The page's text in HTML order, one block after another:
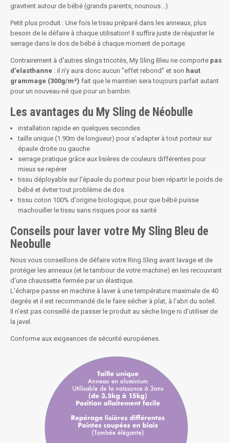
gravitent autour de bébé (grands parents, nounous...).
Petit plus produit : Une fois le tissu préparé dans les anneaux, plus
besoin de le défaire à chaque utilisation! Il suffira juste de réajuster le
serrage dans le dos de bébé à chaque moment de portage.
Contrairement à d'autres slings tricotés, My Sling Bleu ne comporte pas
d'elasthanne : il n'y aura donc aucun "effet rebond" et son haut
grammage (300g/m²) fait que le maintien sera toujours parfait autant
pour un nouveau-né que pour un bambin.
Les avantages du My Sling de Néobulle
installation rapide en quelques secondes
taille unique (1.90m de longueur) pour s'adapter à tout porteur sur
épaule droite ou gauche
serrage pratique grâce aux lisières de couleurs différentes pour
mieux se repérer
tissu déployable sur l'épaule du porteur pour bien répartir le poids de
bébé et éviter tout problème de dos
tissu coton 100% d'origine biologique, pour que bébé puisse
machouiller le tissu sans risques pour sa santé
Conseils pour laver votre My Sling Bleu de
Neobulle
Nous vous conseillons de défaire votre Ring Sling avant lavage et de
protéger les anneaux (et le tambour de votre machine) en les recouvrant
d'une chaussette fermée par un élastique.
L'écharpe passe en machine à laver à une température maximale de 40
degrés et il est recommandé de le faire sécher à plat, à l'abri du soleil.
Il n'est pas conseillé de passer le produit au sèche linge ni d'utiliser de
la javel.
Conforme aux exigeances de sécurité européenes.